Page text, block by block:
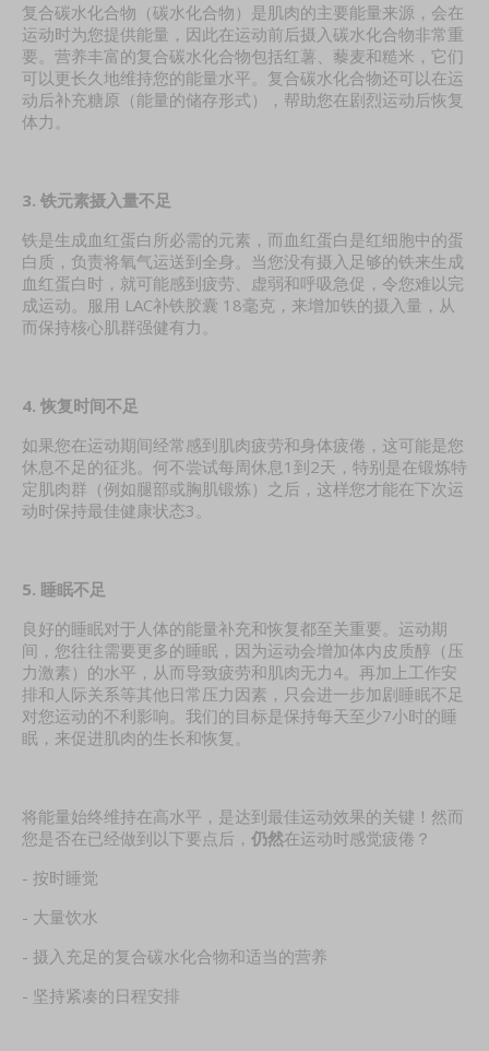
复合碳水化合物（碳水化合物）是肌肉的主要能量来源，会在
运动时为您提供能量，因此在运动前后摄入碳水化合物非常重
要。营养丰富的复合碳水化合物包括红薯、藜麦和糙米，它们
可以更长久地维持您的能量水平。复合碳水化合物还可以在运
动后补充糖原（能量的储存形式），帮助您在剧烈运动后恢复
体力。
3. 铁元素摄入量不足
铁是生成血红蛋白所必需的元素，而血红蛋白是红细胞中的蛋
白质，负责将氧气运送到全身。当您没有摄入足够的铁来生成
血红蛋白时，就可能感到疲劳、虚弱和呼吸急促，令您难以完
成运动。服用 LAC补铁胶囊 18毫克，来增加铁的摄入量，从
而保持核心肌群强健有力。
4. 恢复时间不足
如果您在运动期间经常感到肌肉疲劳和身体疲倦，这可能是您
休息不足的征兆。何不尝试每周休息1到2天，特别是在锻炼特
定肌肉群（例如腿部或胸肌锻炼）之后，这样您才能在下次运
动时保持最佳健康状态3。
5. 睡眠不足
良好的睡眠对于人体的能量补充和恢复都至关重要。运动期
间，您往往需要更多的睡眠，因为运动会增加体内皮质醇（压
力激素）的水平，从而导致疲劳和肌肉无力4。再加上工作安
排和人际关系等其他日常压力因素，只会进一步加剧睡眠不足
对您运动的不利影响。我们的目标是保持每天至少7小时的睡
眠，来促进肌肉的生长和恢复。
将能量始终维持在高水平，是达到最佳运动效果的关键！然而
您是否在已经做到以下要点后， 仍然在运动时感觉疲倦？
- 按时睡觉
- 大量饮水
- 摄入充足的复合碳水化合物和适当的营养
- 坚持紧凑的日程安排